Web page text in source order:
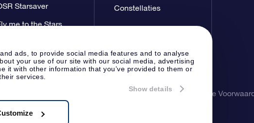
ads, to provide social media features and to analyse
your use of our site with our social media, advertising
it with other information that you’ve provided to them or
services.
Show details
Starsaver
me to the Stars
Constellaties
PrivacyverklaringAlgemene